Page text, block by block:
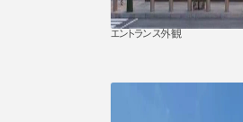
エントランス外観